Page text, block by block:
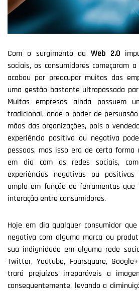
Com o surgimento da Web 2.0
sociais, os consumidores começaram
acabou por preocupar muitas das
uma gestão bastante ultrapassada
Muitas empresas ainda possuem
tradicional, onde o poder de
mãos das organizações, pois o
experiência positiva ou negativa
pessoas, mas isso era de certa forma
em dia com as redes sociais,
experiências negativas ou
amplo em função de ferramentas
interação entre consumidores.
Hoje em dia qualquer consumidor
negativa com alguma marca ou
sua indignidade em alguma rede
Twitter, Youtube, Foursquare,
trará prejuízos irreparáveis a
consequentemente, levando a